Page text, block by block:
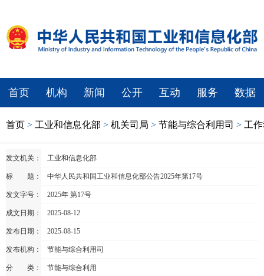
首页 机构 新闻 公开 互动 服务 数据
首页 > 工业和信息化部 > 机关司局 > 节能与综合利用司 > 工
发文机关： 工业和信息化部
标 题： 中华人民共和国工业和信息化部公告2025年第17号
发文字号： 2025年 第17号
成文日期： 2025-08-12
发布日期： 2025-08-15
发布机构： 节能与综合利用司
分 类： 节能与综合利用